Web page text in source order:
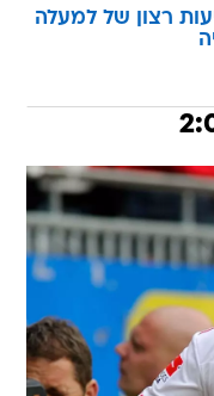
רצון של למעלה